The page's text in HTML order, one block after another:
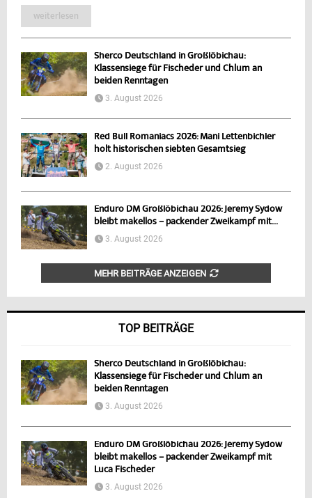
weiterlesen
Sherco Deutschland in Großlöbichau:
Klassensiege für Fischeder und Chlum an
beiden Renntagen
3. August 2026
Red Bull Romaniacs 2026: Mani Lettenbichler
holt historischen siebten Gesamtsieg
2. August 2026
Enduro DM Großlöbichau 2026: Jeremy Sydow
bleibt makellos – packender Zweikampf mit...
3. August 2026
MEHR BEITRÄGE ANZEIGEN
TOP BEITRÄGE
Sherco Deutschland in Großlöbichau:
Klassensiege für Fischeder und Chlum an
beiden Renntagen
3. August 2026
Enduro DM Großlöbichau 2026: Jeremy Sydow
bleibt makellos – packender Zweikampf mit
Luca Fischeder
3. August 2026